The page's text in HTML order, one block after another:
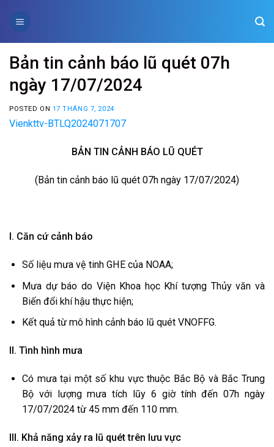
Bản tin cảnh báo lũ quét 07h
ngày 17/07/2024
POSTED ON 17 THÁNG 7, 2024
Vienkttv-BTLQ2024071707
BẢN TIN CẢNH BÁO LŨ QUÉT
(Bản tin cảnh báo lũ quét 07h ngày 17/07/2024)
I. Căn cứ cảnh báo
Số liệu mưa vệ tinh GHE của NOAA;
Mưa dự báo do Viện Khoa học Khí tượng Thủy văn và
Biến đổi khí hậu thực hiện;
Kết quả từ mô hình cảnh báo lũ quét VNOFFG.
II. Tình hình mưa
Có mưa tại một số khu vực thuộc Bắc Bộ và Bắc Trung
Bộ với lượng mưa tích lũy 6 giờ tính đến 07h ngày
17/07/2024 từ 45 mm đến 110 mm.
III. Khả năng xảy ra lũ quét trên lưu vực